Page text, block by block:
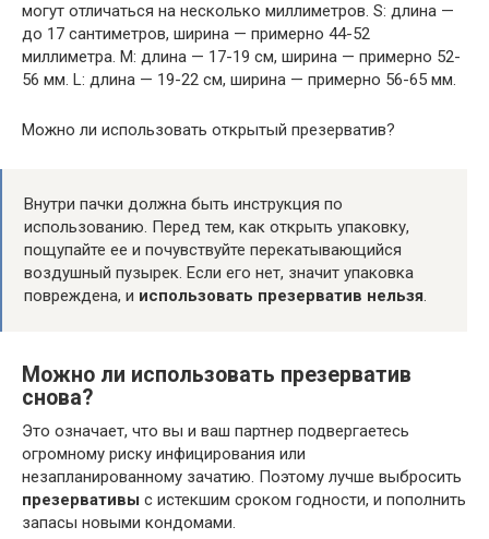
могут отличаться на несколько миллиметров. S: длина —
до 17 сантиметров, ширина — примерно 44-52
миллиметра. M: длина — 17-19 см, ширина — примерно 52-
56 мм. L: длина — 19-22 см, ширина — примерно 56-65 мм.
Можно ли использовать открытый презерватив?
Внутри пачки должна быть инструкция по
использованию. Перед тем, как открыть упаковку,
пощупайте ее и почувствуйте перекатывающийся
воздушный пузырек. Если его нет, значит упаковка
повреждена, и использовать презерватив нельзя.
Можно ли использовать презерватив
снова?
Это означает, что вы и ваш партнер подвергаетесь
огромному риску инфицирования или
незапланированному зачатию. Поэтому лучше выбросить
презервативы с истекшим сроком годности, и пополнить
запасы новыми кондомами.